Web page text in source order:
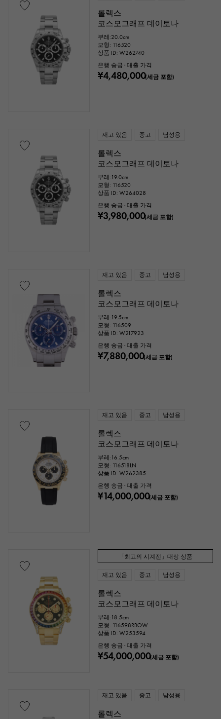
롤렉스
코스모그래프 데이토나
부레:20.0cm
모형: 116520
상품 ID: W262740
은행 송금 · 대출 가격
¥4,480,000(세금 포함)
재고 있음 중고 남성용
롤렉스
코스모그래프 데이토나
부레:19.0cm
모형: 116520
상품 ID: W264028
은행 송금 · 대출 가격
¥3,980,000(세금 포함)
재고 있음 중고 남성용
롤렉스
코스모그래프 데이토나
부레:19.5cm
모형: 116509
상품 ID: W217923
은행 송금 · 대출 가격
¥7,880,000(세금 포함)
재고 있음 중고 남성용
롤렉스
코스모그래프 데이토나
부레:16.5cm
모형: 116518LN
상품 ID: W262385
은행 송금 · 대출 가격
¥14,000,000(세금 포함)
「최고의 시계전」대상 상품
재고 있음 중고 남성용
롤렉스
코스모그래프 데이토나
부레:18.5cm
모형: 116598RBOW
상품 ID: W253594
은행 송금 · 대출 가격
¥54,000,000(세금 포함)
재고 있음 중고 남성용
롤렉스